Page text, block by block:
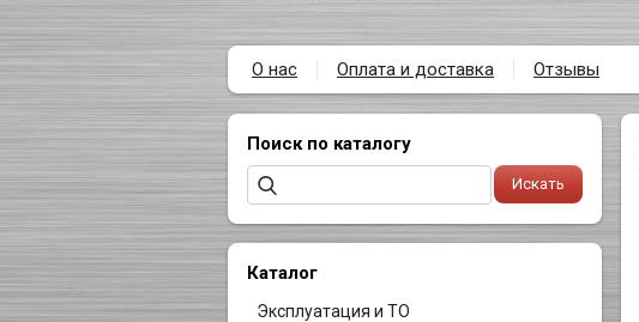
О нас Оплата и доставка Отзывы
Поиск по каталогу
Каталог
Эксплуатация и ТО